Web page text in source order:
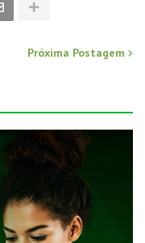
Próxima Postagem